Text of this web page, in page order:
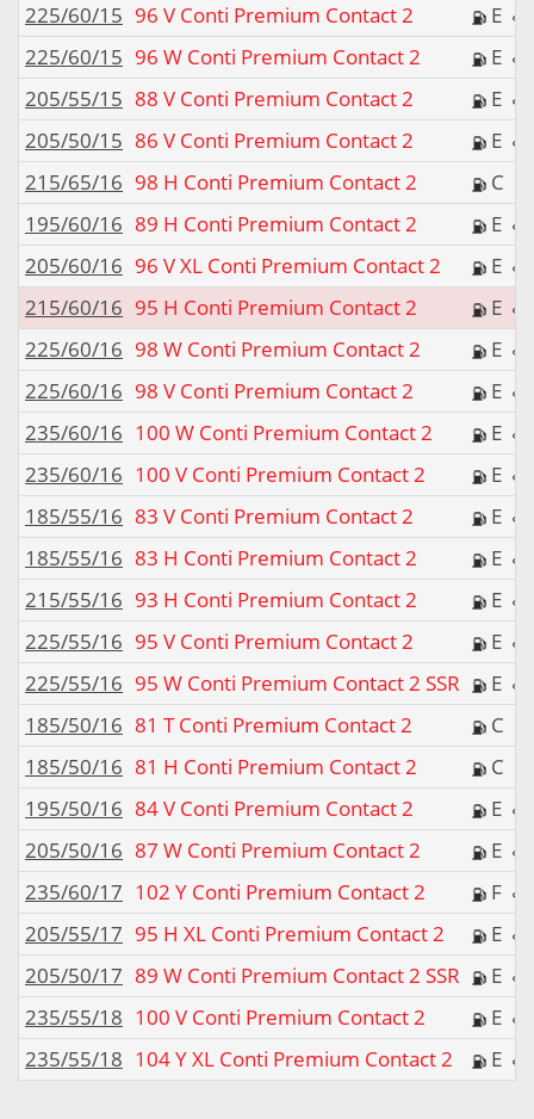
225/60/15 96 V Conti Premium Contact 2 E
225/60/15 96 W Conti Premium Contact 2 E
205/55/15 88 V Conti Premium Contact 2 E
205/50/15 86 V Conti Premium Contact 2 E
215/65/16 98 H Conti Premium Contact 2 C
195/60/16 89 H Conti Premium Contact 2 E
205/60/16 96 V XL Conti Premium Contact 2 E
215/60/16 95 H Conti Premium Contact 2 E
225/60/16 98 W Conti Premium Contact 2 E
225/60/16 98 V Conti Premium Contact 2 E
235/60/16 100 W Conti Premium Contact 2 E
235/60/16 100 V Conti Premium Contact 2 E
185/55/16 83 V Conti Premium Contact 2 E
185/55/16 83 H Conti Premium Contact 2 E
215/55/16 93 H Conti Premium Contact 2 E
225/55/16 95 V Conti Premium Contact 2 E
225/55/16 95 W Conti Premium Contact 2 SSR E
185/50/16 81 T Conti Premium Contact 2 C
185/50/16 81 H Conti Premium Contact 2 C
195/50/16 84 V Conti Premium Contact 2 E
205/50/16 87 W Conti Premium Contact 2 E
235/60/17 102 Y Conti Premium Contact 2 F
205/55/17 95 H XL Conti Premium Contact 2 E
205/50/17 89 W Conti Premium Contact 2 SSR E
235/55/18 100 V Conti Premium Contact 2 E
235/55/18 104 Y XL Conti Premium Contact 2 E